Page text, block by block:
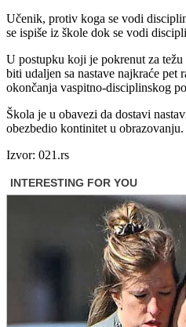
Učenik, protiv koga se vodi
se ispiše iz škole dok se vodi
U postupku koji je pokrenut za
biti udaljen sa nastave najkraće pet
okončanja vaspitno-disciplinskog
Škola je u obavezi da dostavi
obezbedio kontinitet u obrazovanju.
Izvor: 021.rs